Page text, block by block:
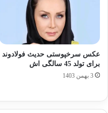
عکس سرخپوستی حدیث فولادوند
برای تولد 45 سالگی اش
3 بهمن 1403